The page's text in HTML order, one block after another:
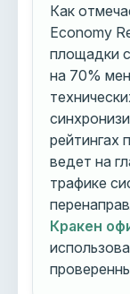
Как
Economy
площадки
на 70%
рейтингах
ведет на
трафике
Кракен